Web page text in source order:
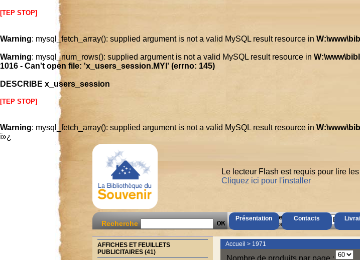
[TEP STOP]
Warning: mysql_fetch_array(): supplied argument is not a valid MySQL result resource in
Warning: mysql_num_rows(): supplied argument is not a valid MySQL result resource in
1016 - Can't open file: 'x_users_session.MYI' (errno: 145)
DESCRIBE x_users_session
[TEP STOP]
Warning: mysql_fetch_array(): supplied argument is not a valid MySQL result resource in
ï»¿
Présentation Contacts
Le lecteur Flash est requis pour lire
Cliquez ici pour l'installer
Recherche
AccÃ¨s Client
Mot de passe oubliÃ© ?
AFFICHES ET FEUILLETS
PUBLICITAIRES (41)
Accueil > 1971
Nombre de produits par page :